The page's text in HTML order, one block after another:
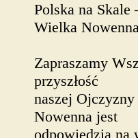
Polska na
Wielka
Zapraszamy
przyszłość
naszej
Nowenna jest
odpowiedzią na